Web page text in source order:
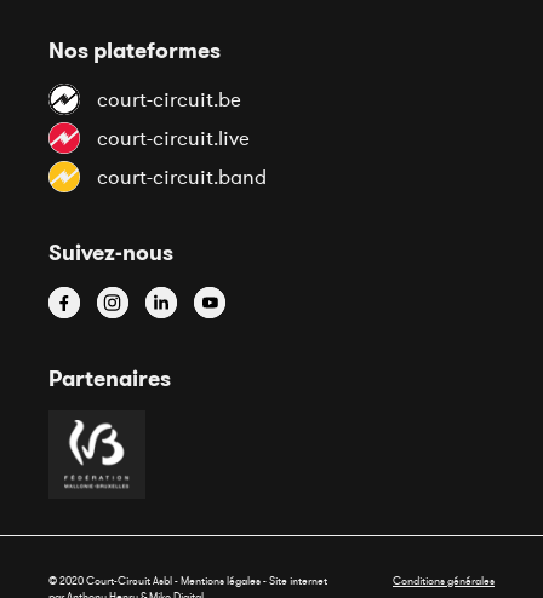
Nos plateformes
court-circuit.be
court-circuit.live
court-circuit.band
Suivez-nous
Partenaires
© 2020 Court-Circuit Asbl - Mentions légales - Site internet
Conditions générales